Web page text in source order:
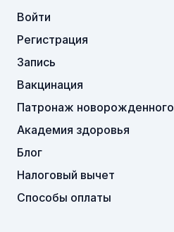
Войти
Регистрация
Запись
Вакцинация
Патронаж новорожденного
Академия здоровья
Блог
Налоговый вычет
Способы оплаты